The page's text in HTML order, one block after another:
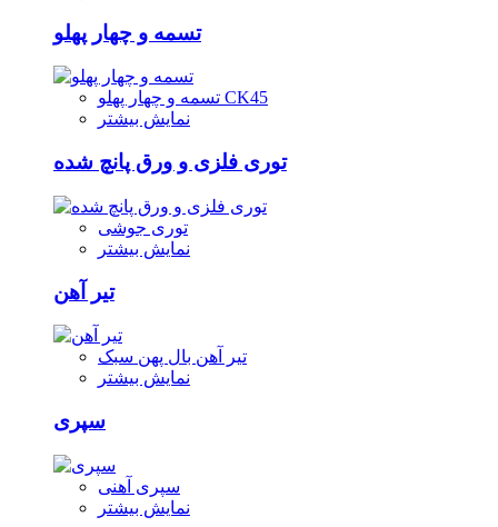
تسمه و چهار پهلو
تسمه و چهار پهلو CK45
نمایش بیشتر
توری فلزی و ورق پانچ شده
توری جوشی
نمایش بیشتر
تیر آهن
تیر آهن بال پهن سبک
نمایش بیشتر
سپری
سپری آهنی
نمایش بیشتر